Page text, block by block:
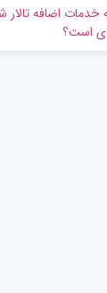
خدمات اضافه
است؟